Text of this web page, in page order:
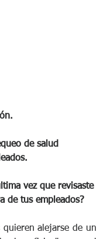
de salud
vez que revisaste
de tus empleados?
quieren alejarse de un